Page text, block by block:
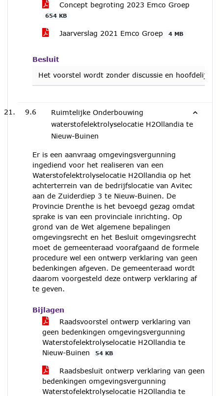
Concept begroting 2023 Emco Groep
654 KB
Jaarverslag 2021 Emco Groep 4 MB
Besluit
Het voorstel wordt zonder discussie en hoofdelijke
9.6
Ruimtelijke Onderbouwing
waterstofelektrolyselocatie H2Ollandia te
Nieuw-Buinen
Er is een aanvraag omgevingsvergunning
ingediend voor het realiseren van een
Waterstofelektrolyselocatie H2Ollandia op het
achterterrein van de bedrijfslocatie van Avitec
aan de Zuiderdiep 3 te Nieuw-Buinen. De
Provincie Drenthe is het bevoegd gezag omdat
sprake is van een provinciale inrichting. Op
grond van de Wet algemene bepalingen
omgevingsrecht en het Besluit omgevingsrecht
moet de gemeenteraad voorafgaand de formele
procedure wel een ontwerp verklaring van geen
bedenkingen afgeven. De gemeenteraad wordt
daarom voorgesteld deze ontwerp verklaring af
te geven.
Bijlagen
Raadsvoorstel ontwerp verklaring van
geen bedenkingen omgevingsvergunning
Waterstofelektrolyselocatie H2Ollandia te
Nieuw-Buinen
54 KB
Raadsbesluit ontwerp verklaring van geen
bedenkingen omgevingsvergunning
Waterstofelektrolyselocatie H2Ollandia te